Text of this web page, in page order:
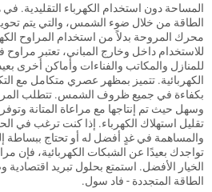
المساحة دون استخدام الكهرباء التقليدية. في
الطاقة من خلال ضوء الشمس، والتي يتم
محرك المروحة بدلاً من استخدام المراوح
للاستخدام داخل وخارج المباني، تعتبر مراوح
للمنازل والمكاتب والفناءات وأماكن أخرى
الكهربائية. تتميز بمظهر عصري متكامل مع
بكفاءة في جميع ظروف الشمس. تتطلب
وسهل حيث تم إنتاجها مع مراعاة المتانة
تقليل استهلاك الكهرباء. إذا كنت ترغب في
والمساهمة في غدٍ أفضل له أو تحتاج ببساطة
تواجدك بعيدًا عن الشبكات الكهربائية، فإن
الخيار الأفضل. استمتع بحلول تبريد
الطاقة المتجددة - فاد سول.